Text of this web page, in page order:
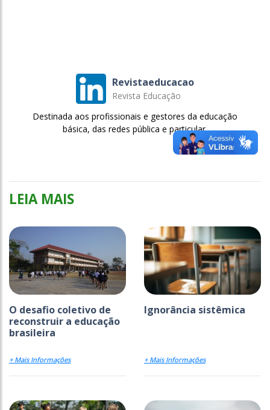
Revistaeducacao
Revista Educação
Destinada aos profissionais e gestores da educação
básica, das redes pública e particular.
LEIA MAIS
O desafio coletivo de
reconstruir a educação
brasileira
+ Mais Informações
Ignorância sistêmica
+ Mais Informações